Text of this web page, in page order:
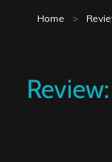
Home >